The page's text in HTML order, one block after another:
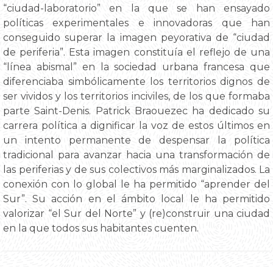
“ciudad-laboratorio” en la que se han ensayado
políticas experimentales e innovadoras que han
conseguido superar la imagen peyorativa de “ciudad
de periferia”. Esta imagen constituía el reflejo de una
“línea abismal” en la sociedad urbana francesa que
diferenciaba simbólicamente los territorios dignos de
ser vividos y los territorios inciviles, de los que formaba
parte Saint-Denis. Patrick Braouezec ha dedicado su
carrera política a dignificar la voz de estos últimos en
un intento permanente de despensar la política
tradicional para avanzar hacia una transformación de
las periferias y de sus colectivos más marginalizados. La
conexión con lo global le ha permitido “aprender del
Sur”. Su acción en el ámbito local le ha permitido
valorizar “el Sur del Norte” y (re)construir una ciudad
en la que todos sus habitantes cuenten.